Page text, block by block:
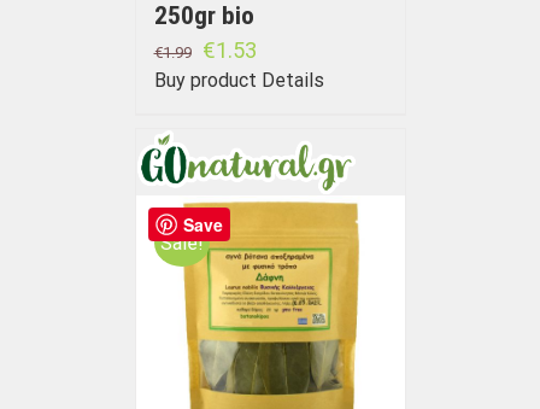
250gr bio
€1.99 €1.53
Buy product Details
Sale!
Save